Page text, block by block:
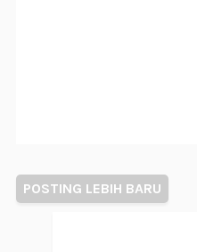
POSTING LEBIH BARU